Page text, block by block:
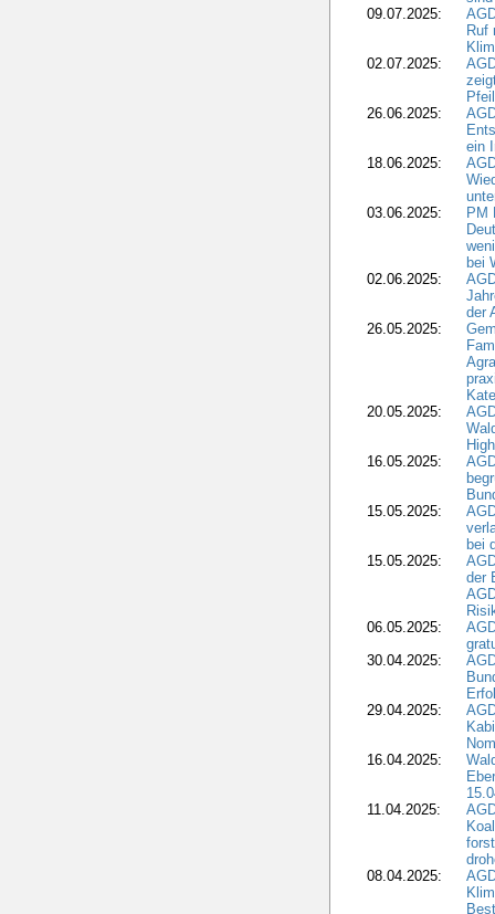
09.07.2025:
Ruf
02.07.2025:
26.06.2025:
ein
18.06.2025:
03.06.2025:
PM
bei
02.06.2025:
der
26.05.2025:
20.05.2025:
16.05.2025:
15.05.2025:
bei
15.05.2025:
der
06.05.2025:
30.04.2025:
29.04.2025:
16.04.2025:
11.04.2025:
08.04.2025: